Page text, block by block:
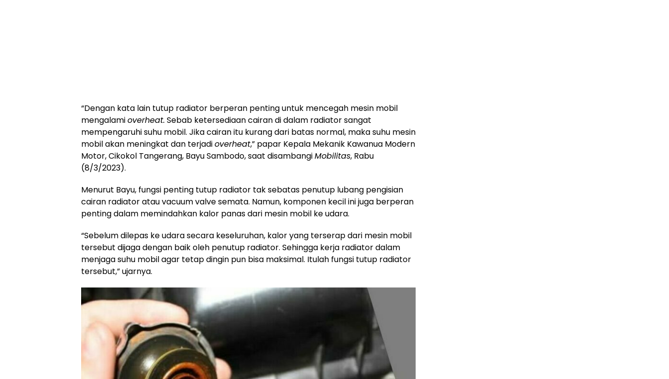
“Dengan kata lain tutup radiator berperan penting untuk mencegah mesin mobil
mengalamioverheat. Sebab ketersediaan cairan di dalam radiator sangat
mempengaruhi suhu mobil. Jika cairan itu kurang dari batas normal, maka suhu mesin
mobil akan meningkat dan terjadioverheat,” papar Kepala Mekanik Kawanua Modern
Motor, Cikokol Tangerang, Bayu Sambodo, saat disambangiMobilitas, Rabu
(8/3/2023).
Menurut Bayu, fungsi penting tutup radiator tak sebatas penutup lubang pengisian
cairan radiator atau vacuum valve semata. Namun, komponen kecil ini juga berperan
penting dalam memindahkan kalor panas dari mesin mobil ke udara.
“Sebelum dilepas ke udara secara keseluruhan, kalor yang terserap dari mesin mobil
tersebut dijaga dengan baik oleh penutup radiator. Sehingga kerja radiator dalam
menjaga suhu mobil agar tetap dingin pun bisa maksimal. Itulah fungsi tutup radiator
tersebut,” ujarnya.